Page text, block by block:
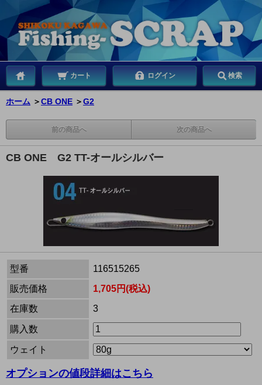
カート ログイン 検索
ホーム ＞CB ONE ＞G2
前の商品へ 次の商品へ
CB ONE G2 TT-オールシルバー
型番
116515265
販売価格
1,705円(税込)
在庫数
3
購入数
ウェイト
オプションの値段詳細はこちら